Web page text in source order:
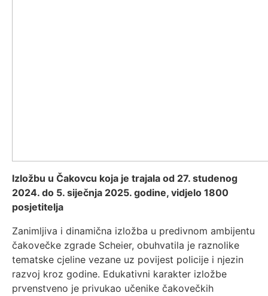
Izložbu u Čakovcu koja je trajala od 27. studenog
2024. do 5. siječnja 2025. godine, vidjelo 1800
posjetitelja
Zanimljiva i dinamična izložba u predivnom ambijentu
čakovečke zgrade Scheier, obuhvatila je raznolike
tematske cjeline vezane uz povijest policije i njezin
razvoj kroz godine. Edukativni karakter izložbe
prvenstveno je privukao učenike čakovečkih